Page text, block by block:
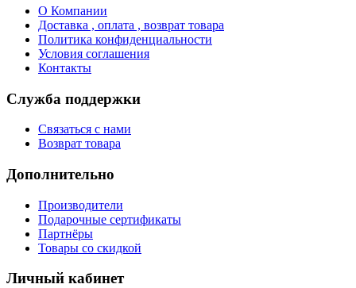
О Компании
Доставка , оплата , возврат товара
Политика конфиденциальности
Условия соглашения
Контакты
Служба поддержки
Связаться с нами
Возврат товара
Дополнительно
Производители
Подарочные сертификаты
Партнёры
Товары со скидкой
Личный кабинет